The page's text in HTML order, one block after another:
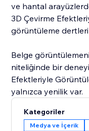
ve hantal
3D Çevirme
görüntüleme
Belge
niteliğinde bir
Efektleriyle
yalnızca yenilik var.
Kategoriler
Medya ve İçerik